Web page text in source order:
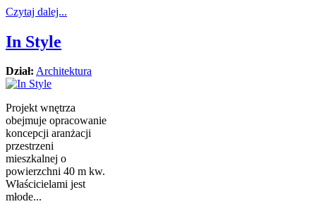
Czytaj dalej...
In Style
Dział: Architektura
Projekt wnętrza
obejmuje opracowanie
koncepcji aranżacji
przestrzeni
mieszkalnej o
powierzchni 40 m kw.
Właścicielami jest
młode...